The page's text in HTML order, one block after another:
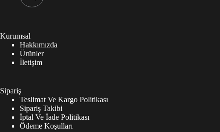
Kurumsal
Hakkımızda
Ürünler
İletişim
Sipariş
Teslimat Ve Kargo Politikası
Sipariş Takibi
İptal Ve İade Politikası
Ödeme Koşulları